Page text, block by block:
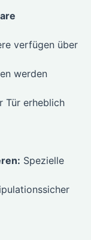
verfügen über
werden
Tür erheblich
Spezielle